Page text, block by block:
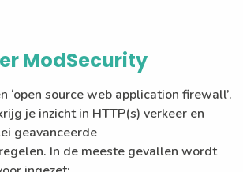
ModSecurity
‘open source web application firewall’.
je inzicht in HTTP(s) verkeer en
geavanceerde
In de meeste gevallen wordt